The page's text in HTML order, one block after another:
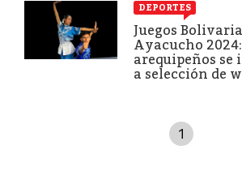
DEPORTES
Juegos
Ayacucho 2024:
arequipeños
a selección de
1